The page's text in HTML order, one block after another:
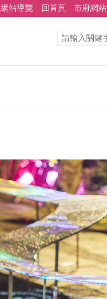
網站導覽 回首頁 市府網站